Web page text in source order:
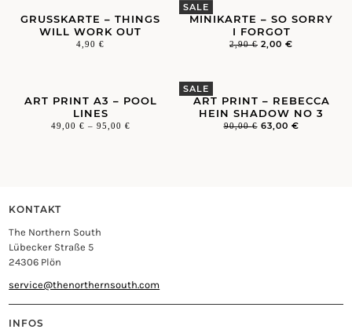
GRUSSKARTE – THINGS W
ILL WORK OUT
4,90€
SALE
MINIKARTE – SO SORRY
I FORGOT
2,90€ 2,00 €
ART PRINT A3 – POOL
LINES
49,00 € – 95,00 €
SALE
ART PRINT – REBECCA
HEIN SHADOW NO 3
90,00€ 63,00 €
KONTAKT
The Northern South
Lübecker Straße 5
24306 Plön
service@thenorthernsouth.com
INFOS